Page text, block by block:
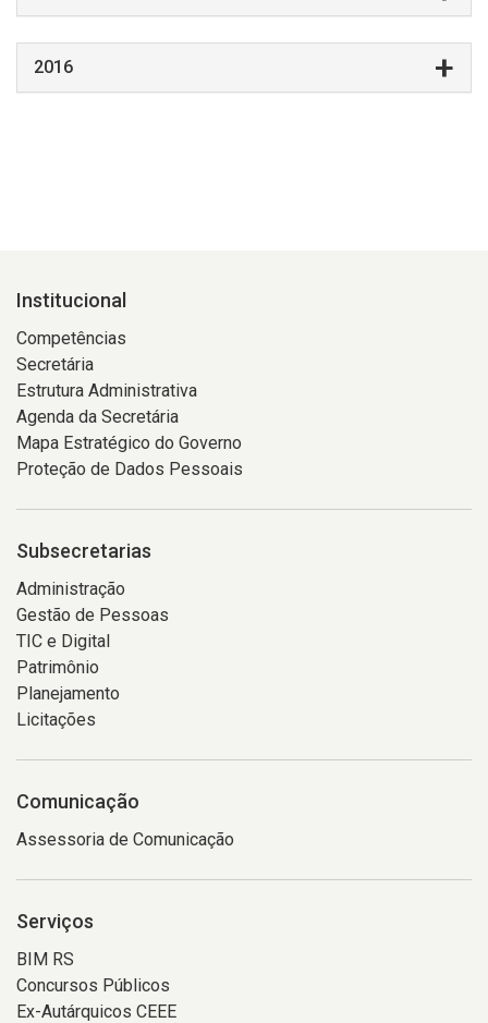
2016
Institucional
Competências
Secretária
Estrutura Administrativa
Agenda da Secretária
Mapa Estratégico do Governo
Proteção de Dados Pessoais
Subsecretarias
Administração
Gestão de Pessoas
TIC e Digital
Patrimônio
Planejamento
Licitações
Comunicação
Assessoria de Comunicação
Serviços
BIM RS
Concursos Públicos
Ex-Autárquicos CEEE